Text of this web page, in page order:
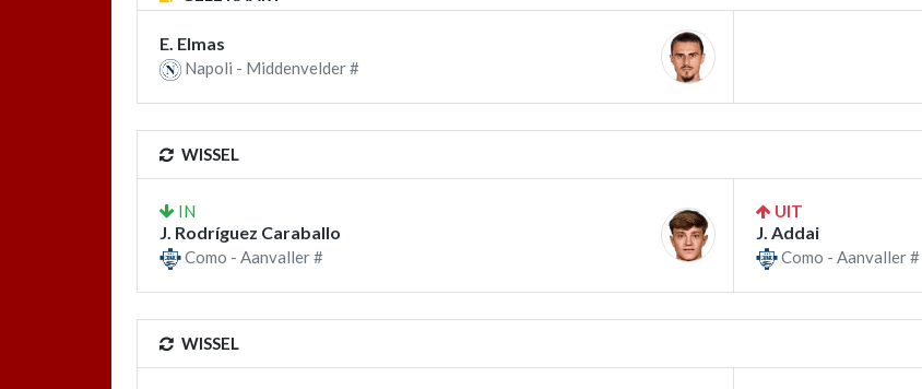
E. Elmas
Napoli - Middenvelder #
WISSEL
IN
J. Rodríguez Caraballo
Como - Aanvaller #
UIT
J. Addai
Como - Aanvaller #
WISSEL